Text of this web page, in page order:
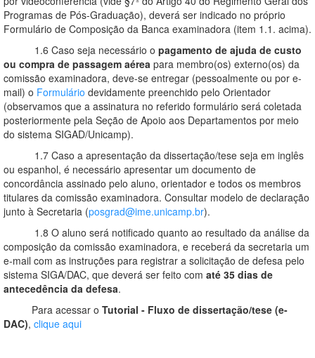
Programas de Pós-Graduação), deverá ser indicado no próprio
Formulário de Composição da Banca examinadora (item 1.1. acima).
1.6 Caso seja necessário o pagamento de ajuda de custo
ou compra de passagem aérea para membro(os) externo(os) da
comissão examinadora, deve-se entregar (pessoalmente ou por e-
mail) o Formulário devidamente preenchido pelo Orientador
(observamos que a assinatura no referido formulário será coletada
posteriormente pela Seção de Apoio aos Departamentos por meio
do sistema SIGAD/Unicamp).
1.7 Caso a apresentação da dissertação/tese seja em inglês
ou espanhol, é necessário apresentar um documento de
concordância assinado pelo aluno, orientador e todos os membros
titulares da comissão examinadora. Consultar modelo de declaração
junto à Secretaria (posgrad@ime.unicamp.br).
1.8 O aluno será notificado quanto ao resultado da análise da
composição da comissão examinadora, e receberá da secretaria um
e-mail com as instruções para registrar a solicitação de defesa pelo
sistema SIGA/DAC, que deverá ser feito com até 35 dias de
antecedência da defesa.
Para acessar o Tutorial - Fluxo de dissertação/tese (e-
DAC), clique aqui